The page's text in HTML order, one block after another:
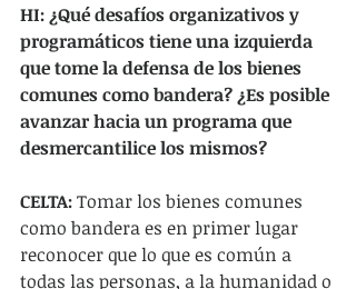
HI: ¿Qué desafíos organizativos y
programáticos tiene una izquierda
que tome la defensa de los bienes
comunes como bandera? ¿Es posible
avanzar hacia un programa que
desmercantilice los mismos?
CELTA: Tomar los bienes comunes
como bandera es en primer lugar
reconocer que lo que es común a
todas las personas, a la humanidad o